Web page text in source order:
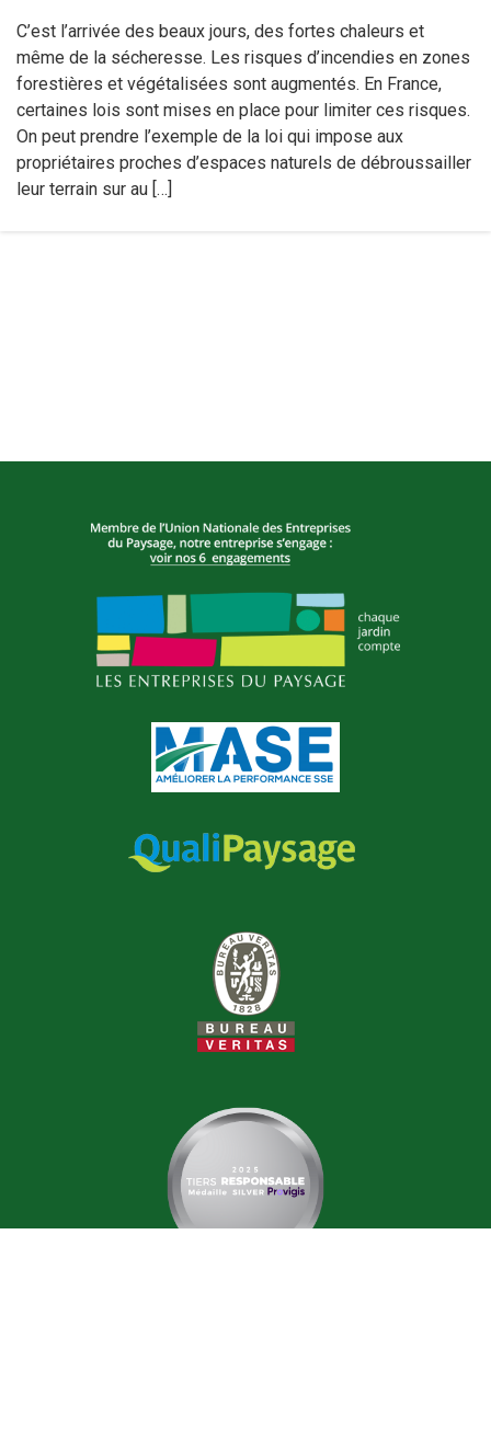
C’est l’arrivée des beaux jours, des fortes chaleurs et
même de la sécheresse. Les risques d’incendies en zones
forestières et végétalisées sont augmentés. En France,
certaines lois sont mises en place pour limiter ces risques.
On peut prendre l’exemple de la loi qui impose aux
propriétaires proches d’espaces naturels de débroussailler
leur terrain sur au […]